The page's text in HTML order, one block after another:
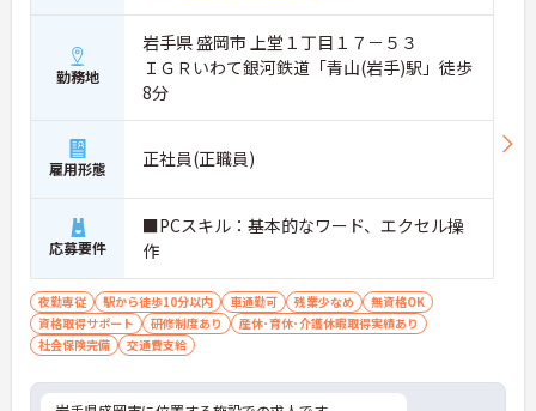
勤務地
岩手県 盛岡市 上堂１丁目１７－５３
ＩＧＲいわて銀河鉄道「青山(岩手)駅」徒歩
8分
雇用形態 正社員(正職員)
応募要件
■PCスキル：基本的なワード、エクセル操
作
夜勤専従 駅から徒歩10分以内 車通勤可 残業少なめ
無資格OK
資格取得サポート
研修制度あり
産休･育休･介護休暇取得実績あり
社会保険完備
交通費支給